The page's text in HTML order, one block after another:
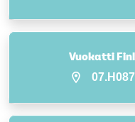
Vuokatti
07.H087